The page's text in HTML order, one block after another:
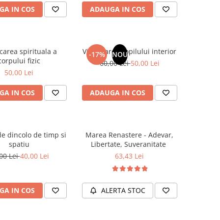
IN COS ADAUGA IN COS
spirituala a
fizic
50,00 Lei
IN COS
-17% NOU
Vindecarea copilului interior
60,00 Lei50,00 Lei
ADAUGA IN COS
dincolo de timp si
spatiu
Lei40,00 Lei
IN COS
Marea Renastere - Adevar,
Libertate, Suveranitate
63,43 Lei
ALERTA STOC